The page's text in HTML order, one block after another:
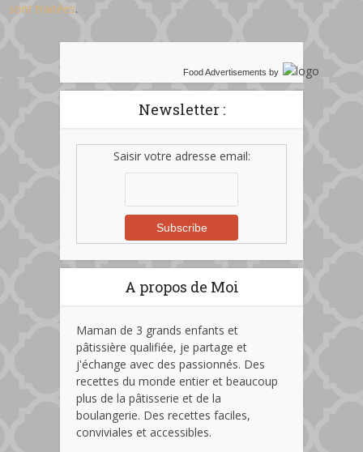
sont traitées.
Food Advertisements by
Newsletter :
Saisir votre adresse email:
A propos de Moi
Maman de 3 grands enfants et
pâtissière qualifiée, je partage et
j'échange avec des passionnés. Des
recettes du monde entier et beaucoup
plus de la pâtisserie et de la
boulangerie. Des recettes faciles,
conviviales et accessibles.